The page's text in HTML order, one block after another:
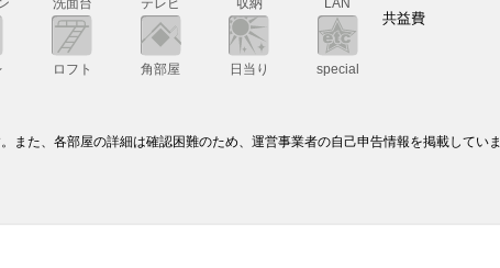
ロフト 角部屋 日当り special
共益費
た、各部屋の詳細は確認困難のため、運営事業者の自己申告情報を掲載していま